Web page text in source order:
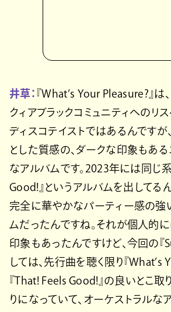
井草： 『What’s Your Pleasure?』
クィアブラックコミュニティへのリ
ディスコテイストではあるんですが
とした質感の、ダークな印象もある
なアルバムです。2023年には同じ
Good!』というアルバムを出してる
完全に華やかなパーティー感の強
ムだったんですね。それが個人的
印象もあったんですけど、今回の
しては、先行曲を聴く限り『What’s
『That! Feels Good!』の良いとこ取
りになっていて、オーケストラルな